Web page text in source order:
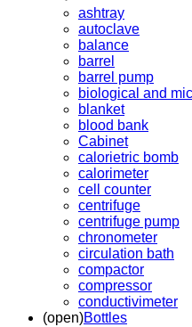
ashtray
autoclave
balance
barrel
barrel pump
biological and
blanket
blood bank
Cabinet
calorietric bomb
calorimeter
cell counter
centrifuge
centrifuge pump
chronometer
circulation bath
compactor
compressor
conductivimeter
(open)Bottles